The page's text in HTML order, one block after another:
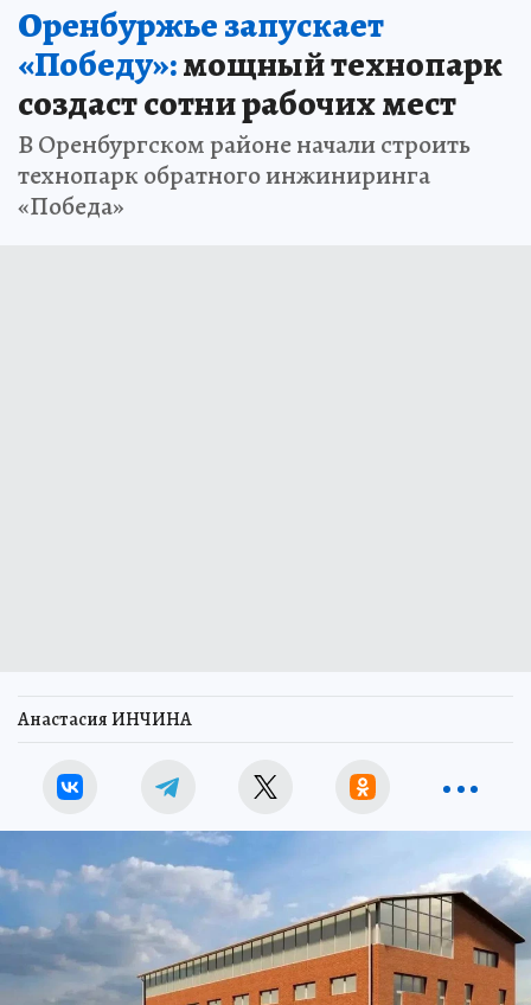
Оренбуржье запускает
«Победу»:мощный технопарк
создаст сотни рабочих мест
В Оренбургском районе начали строить
технопарк обратного инжиниринга
«Победа»
Анастасия ИНЧИНА